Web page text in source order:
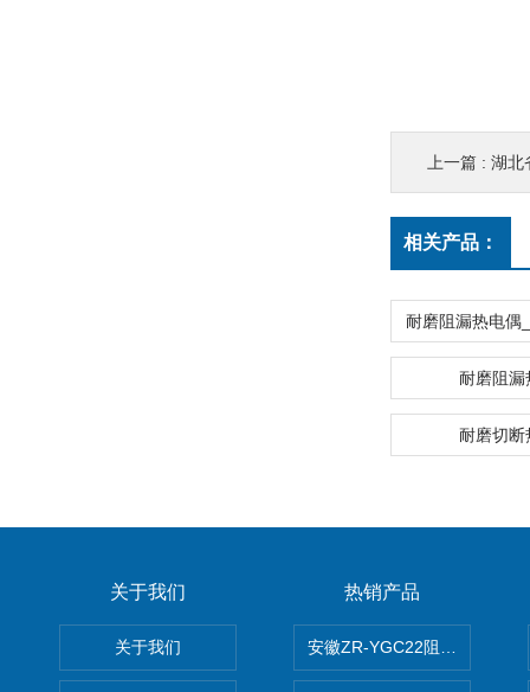
上一篇 : 湖北省
相关产品：
耐磨阻漏
耐磨切断
关于我们
关于我们
热销产品
安徽ZR-YGC22阻燃硅橡胶电